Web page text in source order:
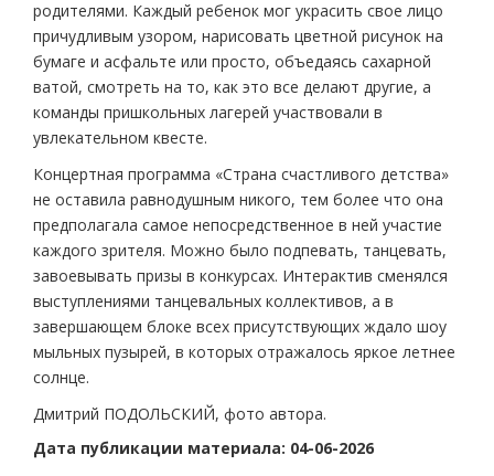
родителями. Каждый ребенок мог украсить свое лицо
причудливым узором, нарисовать цветной рисунок на
бумаге и асфальте или просто, объедаясь сахарной
ватой, смотреть на то, как это все делают другие, а
команды пришкольных лагерей участвовали в
увлекательном квесте.
Концертная программа «Страна счастливого детства»
не оставила равнодушным никого, тем более что она
предполагала самое непосредственное в ней участие
каждого зрителя. Можно было подпевать, танцевать,
завоевывать призы в конкурсах. Интерактив сменялся
выступлениями танцевальных коллективов, а в
завершающем блоке всех присутствующих ждало шоу
мыльных пузырей, в которых отражалось яркое летнее
солнце.
Дмитрий ПОДОЛЬСКИЙ, фото автора.
Дата публикации материала: 04-06-2026